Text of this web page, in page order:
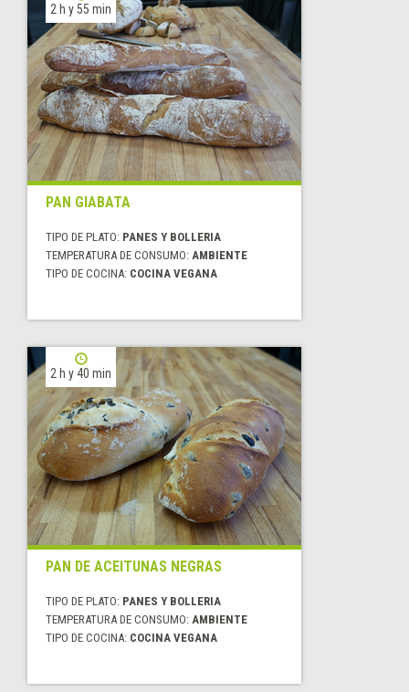
2 h y 55 min
PAN GIABATA
TIPO DE PLATO: PANES Y BOLLERIA
TEMPERATURA DE CONSUMO: AMBIENTE
TIPO DE COCINA: COCINA VEGANA
2 h y 40 min
PAN DE ACEITUNAS NEGRAS
TIPO DE PLATO: PANES Y BOLLERIA
TEMPERATURA DE CONSUMO: AMBIENTE
TIPO DE COCINA: COCINA VEGANA